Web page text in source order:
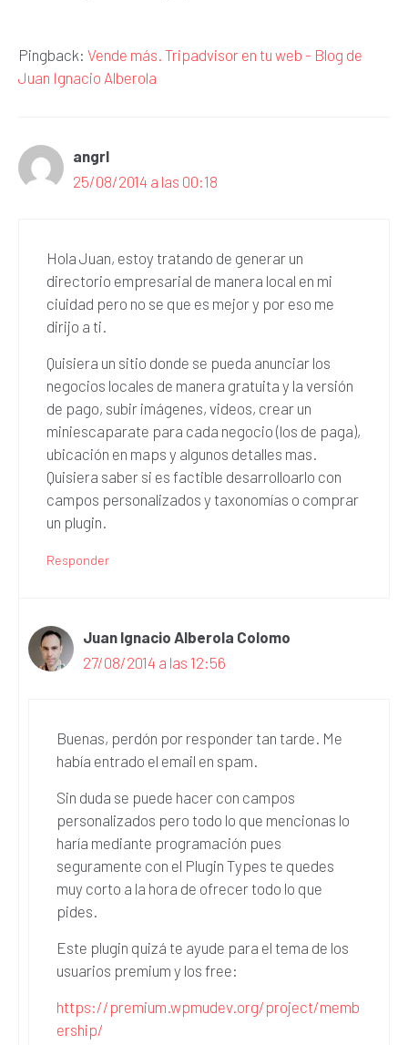
Pingback: Vende más. Tripadvisor en tu web - Blog de
Juan Ignacio Alberola
angrl
25/08/2014 a las 00:18
Hola Juan, estoy tratando de generar un
directorio empresarial de manera local en mi
ciuidad pero no se que es mejor y por eso me
dirijo a ti.
Quisiera un sitio donde se pueda anunciar los
negocios locales de manera gratuita y la versión
de pago, subir imágenes, videos, crear un
miniescaparate para cada negocio (los de paga),
ubicación en maps y algunos detalles mas.
Quisiera saber si es factible desarrolloarlo con
campos personalizados y taxonomías o comprar
un plugin.
Responder
Juan Ignacio Alberola Colomo
27/08/2014 a las 12:56
Buenas, perdón por responder tan tarde. Me
había entrado el email en spam.
Sin duda se puede hacer con campos
personalizados pero todo lo que mencionas lo
haría mediante programación pues
seguramente con el Plugin Types te quedes
muy corto a la hora de ofrecer todo lo que
pides.
Este plugin quizá te ayude para el tema de los
usuarios premium y los free:
https://premium.wpmudev.org/project/memb
ership/